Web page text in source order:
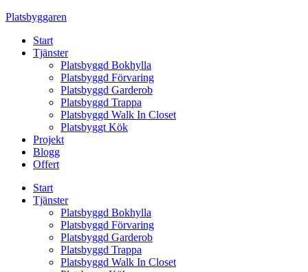
Skip
content
Platsbyggaren
Start
Tjänster
Platsbyggd Bokhylla
Platsbyggd Förvaring
Platsbyggd Garderob
Platsbyggd Trappa
Platsbyggd Walk In Closet
Platsbyggt Kök
Projekt
Blogg
Offert
Start
Tjänster
Platsbyggd Bokhylla
Platsbyggd Förvaring
Platsbyggd Garderob
Platsbyggd Trappa
Platsbyggd Walk In Closet